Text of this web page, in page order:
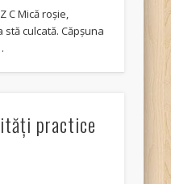
C Mică roșie,
culcată. Căpșuna
practice